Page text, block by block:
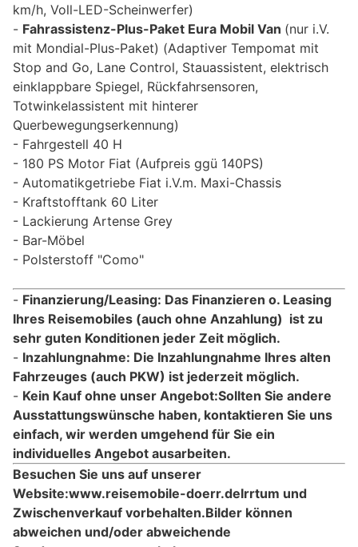
km/h, Voll-LED-Scheinwerfer)
Fahrassistenz-Plus-Paket Eura Mobil Van (nur i.V.
mit Mondial-Plus-Paket) (Adaptiver Tempomat mit
Stop and Go, Lane Control, Stauassistent, elektrisch
einklappbare Spiegel, Rückfahrsensoren,
Totwinkelassistent mit hinterer
Querbewegungserkennung)
Fahrgestell 40 H
180 PS Motor Fiat (Aufpreis ggü 140PS)
Automatikgetriebe Fiat i.V.m. Maxi-Chassis
Kraftstofftank 60 Liter
Lackierung Artense Grey
Bar-Möbel
Polsterstoff "Como"
Finanzierung/Leasing: Das Finanzieren o. Leasing
Ihres Reisemobiles (auch ohne Anzahlung) ist zu
sehr guten Konditionen jeder Zeit möglich.
Inzahlungnahme: Die Inzahlungnahme Ihres alten
Fahrzeuges (auch PKW) ist jederzeit möglich.
Kein Kauf ohne unser Angebot:Sollten Sie andere
Ausstattungswünsche haben, kontaktieren Sie uns
einfach, wir werden umgehend für Sie ein
individuelles Angebot ausarbeiten.
Besuchen Sie uns auf unserer
Website:www.reisemobile-doerr.deIrrtum und
Zwischenverkauf vorbehalten.Bilder können
abweichen und/oder abweichende